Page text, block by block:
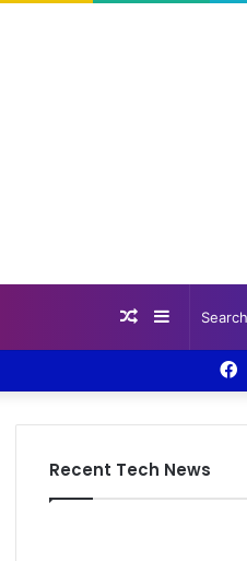
Sidebar
Random
Recent Tech News